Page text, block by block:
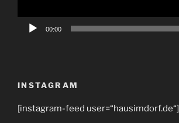
00:00
INSTAGRAM
[instagram-feed user=“hausimdorf.de“]